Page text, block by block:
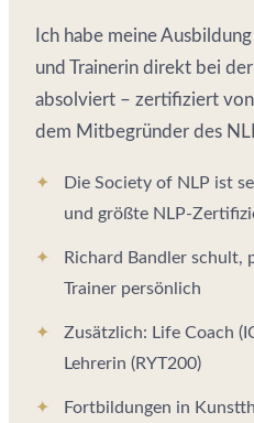
Ich habe meine
und Trainerin direkt bei
absolviert – zertifiziert von
dem Mitbegründer des
Die Society of NLP ist
und größte NLP-
Richard Bandler
Trainer persönlich
Zusätzlich: Life Coach
Lehrerin (RYT200)
Fortbildungen in